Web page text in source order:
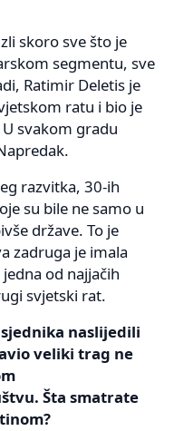
skoro sve što je
segmentu, sve
Ratimir Deletis je
ratu i bio je
svakom gradu
razvitka, 30-ih
su bile ne samo u
države. To je
zadruga je imala
od najjačih
svjetski rat.
naslijedili
veliki trag ne
Šta smatrate